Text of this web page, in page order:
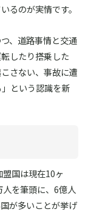
るのが実情です。
、道路事情と交通
したり搭乗した
さない、事故に遭
という認識を新
盟国は現在10ヶ
を筆頭に、6億人
が多いことが挙げ